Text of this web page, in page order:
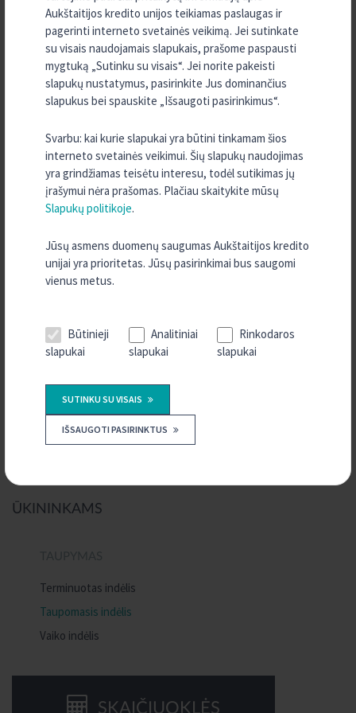
Aukštaitijos kredito unijos teikiamas paslaugas ir
pagerinti interneto svetainės veikimą. Jei sutinkate
su visais naudojamais slapukais, prašome paspausti
mygtuką „Sutinku su visais“. Jei norite pakeisti
slapukų nustatymus, pasirinkite Jus dominančius
slapukus bei spauskite „Išsaugoti pasirinkimus“.
Svarbu: kai kurie slapukai yra būtini tinkamam šios
interneto svetainės veikimui. Šių slapukų naudojimas
yra grindžiamas teisėtu interesu, todėl sutikimas jų
įrašymui nėra prašomas. Plačiau skaitykite mūsų
Slapukų politikoje.
Jūsų asmens duomenų saugumas Aukštaitijos kredito
unijai yra prioritetas. Jūsų pasirinkimai bus saugomi
vienus metus.
Būtinieji
slapukai
Analitiniai
slapukai
Rinkodaros
slapukai
SUTINKU SU VISAIS
IŠSAUGOTI PASIRINKTUS
Kaip tapti Aukštaitijos kredito unijos nariu?
Indėlio sąskaitą galite papildyti prisijungę prie interneto banko
e.kredaarba kredito unijoje.
INFORMACIJA INDĖLININKUI APIE INDĖLIŲ
DRAUDIMĄ
Detali informacija apie indėlių draudimo sąlygas ir atvejus, kai
indėliai nėra draudžiami ir kai yra taikomi indėlių draudimo išmokų
mokėjimo apribojimai, pateikiama VšĮ „Indėlių ir investicijų
Daugiau informacijos apie indėlių draudimą rasite ČIA.
TURITE KLAUSIMŲ?
SUSISIEKITE SU MUMIS
ŪKININKAMS
Terminuotas indėlis
Taupomasis indėlis
Vaiko indėlis
SKAIČIUOKLĖS